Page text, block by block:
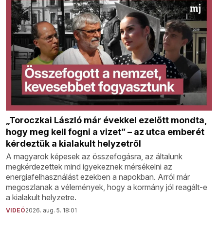
„Toroczkai László már évekkel ezelőtt mondta,
hogy meg kell fogni a vizet” – az utca emberét
kérdeztük a kialakult helyzetről
A magyarok képesek az összefogásra, az általunk
megkérdezettek mind igyekeznek mérsékelni az
energiafelhasználást ezekben a napokban. Arról már
megoszlanak a vélemények, hogy a kormány jól reagált-e
a kialakult helyzetre.
VIDEÓ2026. aug. 5. 18:01